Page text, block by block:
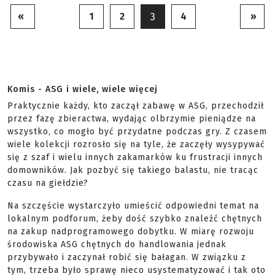
« 1 2 3 4 »
Komis - ASG i wiele, wiele więcej
Praktycznie każdy, kto zaczął zabawę w ASG, przechodził
przez fazę zbieractwa, wydając olbrzymie pieniądze na
wszystko, co mogło być przydatne podczas gry. Z czasem
wiele kolekcji rozrosło się na tyle, że zaczęły wysypywać
się z szaf i wielu innych zakamarków ku frustracji innych
domowników. Jak pozbyć się takiego balastu, nie tracąc
czasu na giełdzie?
Na szczęście wystarczyło umieścić odpowiedni temat na
lokalnym podforum, żeby dość szybko znaleźć chętnych
na zakup nadprogramowego dobytku. W miarę rozwoju
środowiska ASG chętnych do handlowania jednak
przybywało i zaczynał robić się bałagan. W związku z
tym, trzeba było sprawę nieco usystematyzować i tak oto